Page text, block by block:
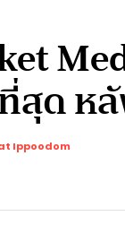
สุด ห
Ippoodom